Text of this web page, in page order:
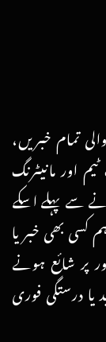
تمام خبریں،
اور مانیٹرنگ
سے پہلے اسکے
کسی بھی خبر یا
پر شائع ہونے
درستگی فوری